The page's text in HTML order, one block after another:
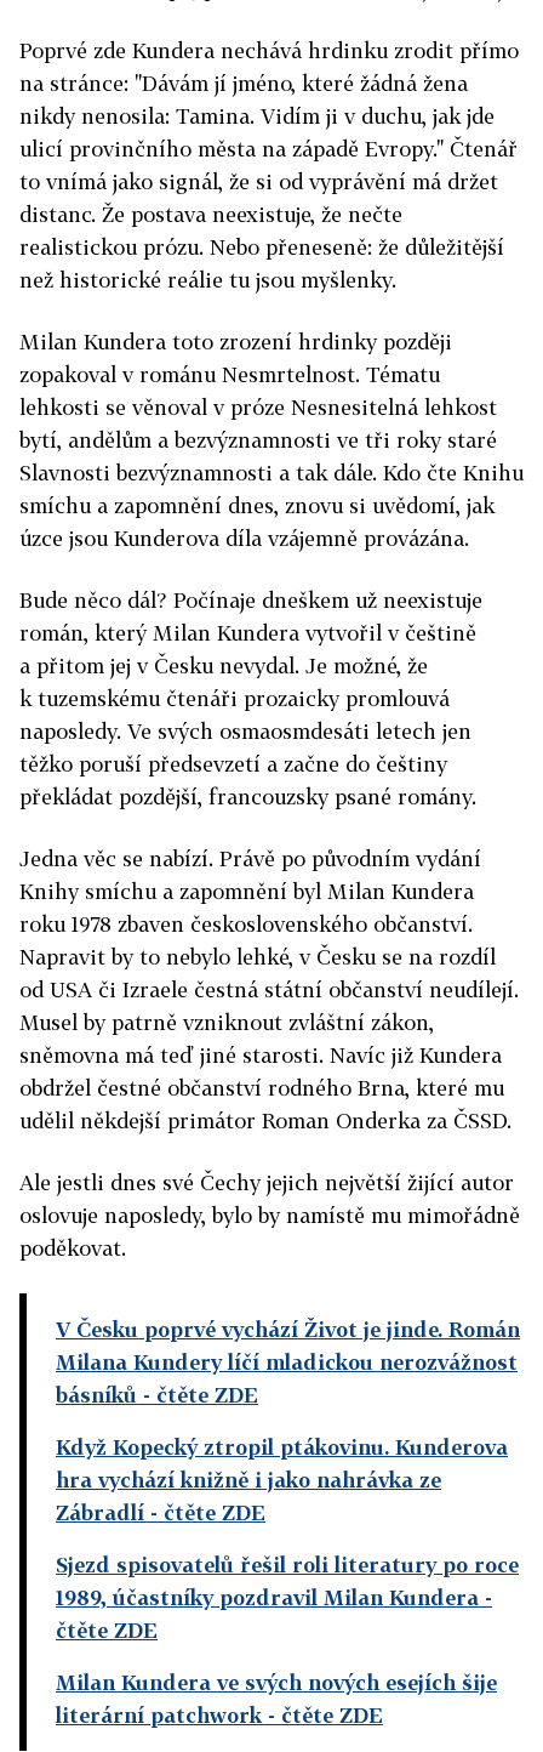
Poprvé zde Kundera nechává hrdinku zrodit přímo
na stránce: "Dávám jí jméno, které žádná žena
nikdy nenosila: Tamina. Vidím ji v duchu, jak jde
ulicí provinčního města na západě Evropy." Čtenář
to vnímá jako signál, že si od vyprávění má držet
distanc. Že postava neexistuje, že nečte
realistickou prózu. Nebo přeneseně: že důležitější
než historické reálie tu jsou myšlenky.
Milan Kundera toto zrození hrdinky později
zopakoval v románu Nesmrtelnost. Tématu
lehkosti se věnoval v próze Nesnesitelná lehkost
bytí, andělům a bezvýznamnosti ve tři roky staré
Slavnosti bezvýznamnosti a tak dále. Kdo čte Knihu
smíchu a zapomnění dnes, znovu si uvědomí, jak
úzce jsou Kunderova díla vzájemně provázána.
Bude něco dál? Počínaje dneškem už neexistuje
román, který Milan Kundera vytvořil v češtině
a přitom jej v Česku nevydal. Je možné, že
k tuzemskému čtenáři prozaicky promlouvá
naposledy. Ve svých osmaosmdesáti letech jen
těžko poruší předsevzetí a začne do češtiny
překládat pozdější, francouzsky psané romány.
Jedna věc se nabízí. Právě po původním vydání
Knihy smíchu a zapomnění byl Milan Kundera
roku 1978 zbaven československého občanství.
Napravit by to nebylo lehké, v Česku se na rozdíl
od USA či Izraele čestná státní občanství neudílejí.
Musel by patrně vzniknout zvláštní zákon,
sněmovna má teď jiné starosti. Navíc již Kundera
obdržel čestné občanství rodného Brna, které mu
udělil někdejší primátor Roman Onderka za ČSSD.
Ale jestli dnes své Čechy jejich největší žijící autor
oslovuje naposledy, bylo by namístě mu mimořádně
poděkovat.
V Česku poprvé vychází Život je jinde. Román
Milana Kundery líčí mladickou nerozvážnost
básníků - čtěte ZDE
Když Kopecký ztropil ptákovinu. Kunderova
hra vychází knižně i jako nahrávka ze
Zábradlí - čtěte ZDE
Sjezd spisovatelů řešil roli literatury po roce
1989, účastníky pozdravil Milan Kundera -
čtěte ZDE
Milan Kundera ve svých nových esejích šije
literární patchwork - čtěte ZDE